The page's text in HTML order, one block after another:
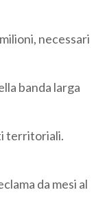
necessari
banda larga
territoriali.
da mesi al